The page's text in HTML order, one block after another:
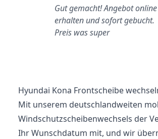
Gut gemacht! Angebot online
erhalten und sofort gebucht.
Preis was super
Hyundai Kona Frontscheibe
Mit unserem deutschlandweiten
Windschutzscheibenwechsels der
Ihr Wunschdatum mit, und wir